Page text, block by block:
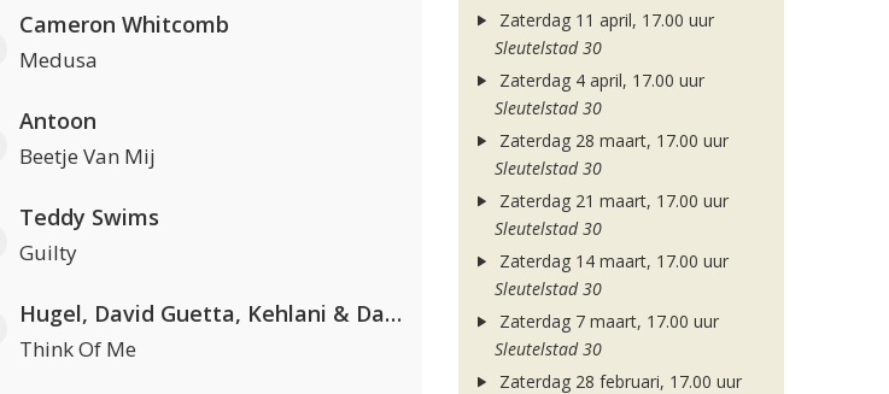
Cameron Whitcomb
Medusa
Antoon
Beetje Van Mij
Teddy Swims
Guilty
Hugel, David Guetta, Kehlani & Daecolm
Think Of Me
Zaterdag 11 april, 17.00 uur
Sleutelstad 30
Zaterdag 4 april, 17.00 uur
Sleutelstad 30
Zaterdag 28 maart, 17.00 uur
Sleutelstad 30
Zaterdag 21 maart, 17.00 uur
Sleutelstad 30
Zaterdag 14 maart, 17.00 uur
Sleutelstad 30
Zaterdag 7 maart, 17.00 uur
Sleutelstad 30
Zaterdag 28 februari, 17.00 uur